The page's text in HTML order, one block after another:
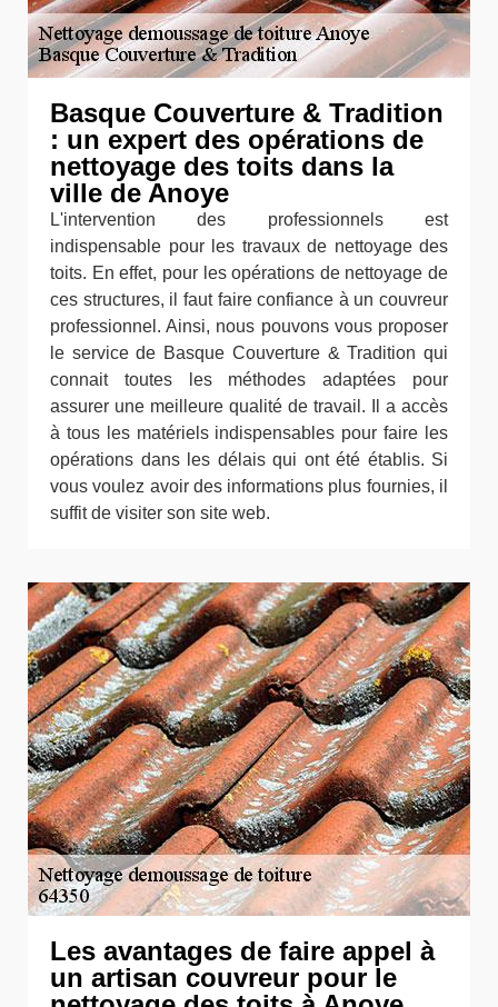
Basque Couverture & Tradition
: un expert des opérations de
nettoyage des toits dans la
ville de Anoye
L'intervention des professionnels est
indispensable pour les travaux de nettoyage des
toits. En effet, pour les opérations de nettoyage de
ces structures, il faut faire confiance à un couvreur
professionnel. Ainsi, nous pouvons vous proposer
le service de Basque Couverture & Tradition qui
connait toutes les méthodes adaptées pour
assurer une meilleure qualité de travail. Il a accès
à tous les matériels indispensables pour faire les
opérations dans les délais qui ont été établis. Si
vous voulez avoir des informations plus fournies, il
suffit de visiter son site web.
Les avantages de faire appel à
un artisan couvreur pour le